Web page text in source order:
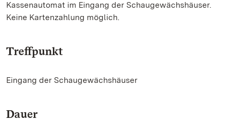
Kassenautomat im Eingang der Schaugewächshäuser.
Keine Kartenzahlung möglich.
Treffpunkt
Eingang der Schaugewächshäuser
Dauer